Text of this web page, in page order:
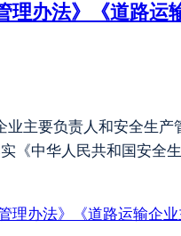
理办法》《道路运
主要负责人和安全生产
《中华人民共和国安全
办法》《道路运输企